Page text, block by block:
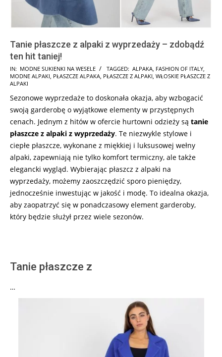
Tanie płaszcze z alpaki z wyprzedaży – zdobądź
ten hit taniej!
2024-
06-
IN: MODNE SUKIENKI NA WESELE TAGGED: ALPAKA FASHION OF ITALY
MODNE ALPAKI PŁASZCZE ALPAKA PŁASZCZE Z ALPAKI WŁOSKIE PŁASZCZE Z
ALPAKI
Sezonowe wyprzedaże to doskonała okazja, aby wzbogacić
swoją garderobę o wyjątkowe elementy w przystępnych
cenach. Jednym z hitów w ofercie hurtowni odzieży są tanie
płaszcze z alpaki z wyprzedaży. Te niezwykle stylowe i
ciepłe płaszcze, wykonane z miękkiej i luksusowej wełny
alpaki, zapewniają nie tylko komfort termiczny, ale także
elegancki wygląd. Wybierając płaszcz z alpaki na
wyprzedaży, możemy zaoszczędzić sporo pieniędzy,
jednocześnie inwestując w jakość i modę. To idealna okazja,
aby zaopatrzyć się w ponadczasowy element garderoby,
który będzie służył przez wiele sezonów.
Tanie płaszcze z
…